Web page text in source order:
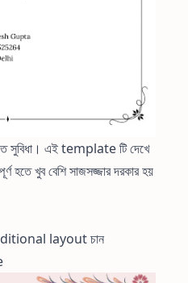
সুবিধা। এই template টি দেখে
হতে খুব বেশি সাজসজ্জার দরকার হয়
layout চান